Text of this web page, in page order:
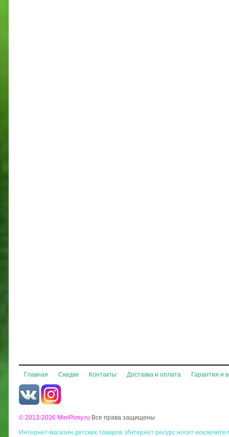
Главная Скидки Контакты Доставка и оплата Гарантия и
© 2013-2026 MiniPony.ru Все права защищены
Интернет-магазин детских товаров. Интернет ресурс носит